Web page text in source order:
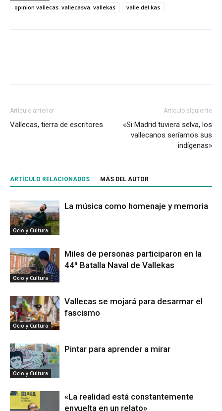
opinion vallecas. vallecasva. vallekas
valle del kas
Artículo anterior
Vallecas, tierra de escritores
Artículo siguiente
«Si Madrid tuviera selva, los
vallecanos seríamos sus
indígenas»
ARTÍCULO RELACIONADOS MÁS DEL AUTOR
Ocio y Cultura
La música como homenaje y memoria
Ocio y Cultura
Miles de personas participaron en la
44ª Batalla Naval de Vallekas
Ocio y Cultura
Vallecas se mojará para desarmar el
fascismo
Ocio y Cultura
Pintar para aprender a mirar
«La realidad está constantemente
envuelta en un relato»